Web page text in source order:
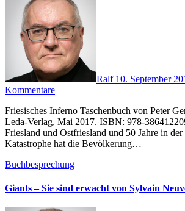
Ralf 10. September
Kommentare
Friesisches Inferno Taschenbuch von Peter Gerdes. 416 Seiten.
Leda-Verlag, Mai 2017. ISBN: 978-
Friesland und Ostfriesland und 50 Jahre in
Katastrophe hat die Bevölkerung…
Buchbesprechung
Giants – Sie sind erwacht von Sylvain